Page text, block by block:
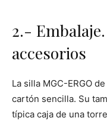
2.-
accesorios
La silla MGC-ERGO
cartón sencilla. Su
típica caja de una